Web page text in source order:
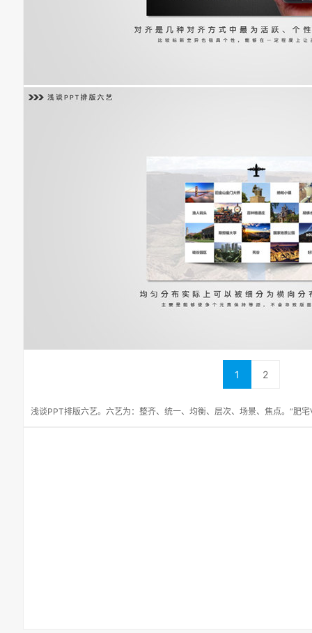
1 2
浅谈PPT排版六艺。六艺为：整齐、统一、均衡、层次、场景、焦点。“肥宅